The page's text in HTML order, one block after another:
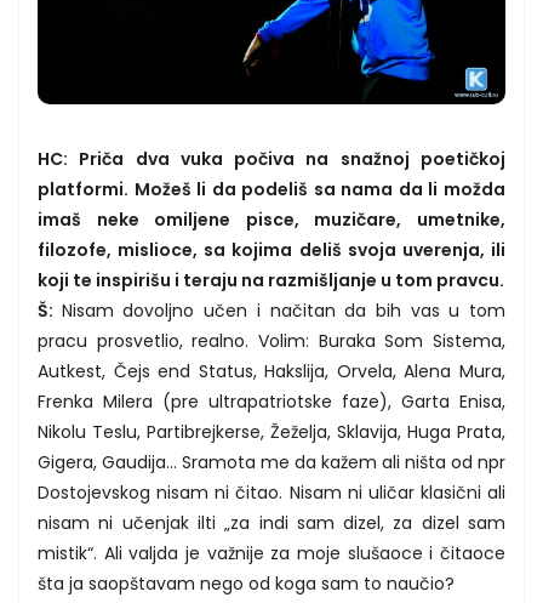
HC: Priča dva vuka počiva na snažnoj poetičkoj
platformi. Možeš li da podeliš sa nama da li možda
imaš neke omiljene pisce, muzičare, umetnike,
filozofe, mislioce, sa kojima deliš svoja uverenja, ili
koji te inspirišu i teraju na razmišljanje u tom pravcu.
Š: Nisam dovoljno učen i načitan da bih vas u tom
pracu prosvetlio, realno. Volim: Buraka Som Sistema,
Autkest, Čejs end Status, Hakslija, Orvela, Alena Mura,
Frenka Milera (pre ultrapatriotske faze), Garta Enisa,
Nikolu Teslu, Partibrejkerse, Žeželja, Sklavija, Huga Prata,
Gigera, Gaudija... Sramota me da kažem ali ništa od npr
Dostojevskog nisam ni čitao. Nisam ni uličar klasični ali
nisam ni učenjak ilti „za indi sam dizel, za dizel sam
mistik“. Ali valjda je važnije za moje slušaoce i čitaoce
šta ja saopštavam nego od koga sam to naučio?